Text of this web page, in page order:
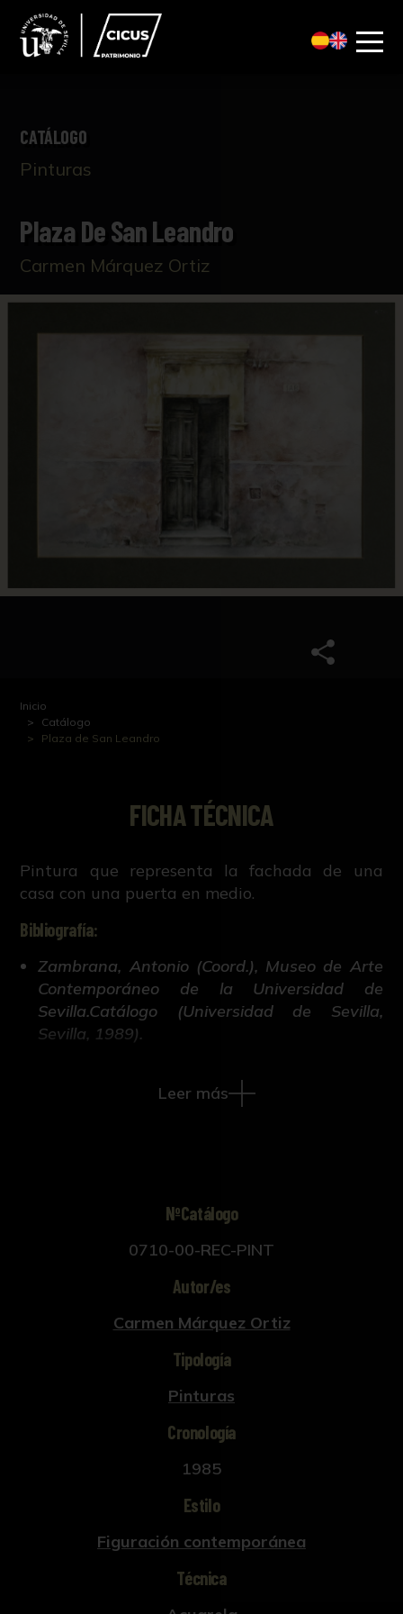
CATÁLOGO
Pinturas
Plaza De San Leandro
Carmen Márquez Ortiz
Inicio
Catálogo
Plaza de San Leandro
FICHA TÉCNICA
Pintura que representa la fachada de una
casa con una puerta en medio.
Bibliografía:
Zambrana, Antonio (Coord.), Museo de Arte
Contemporáneo de la Universidad de
Sevilla.Catálogo (Universidad de Sevilla,
Sevilla, 1989).
Leer más
NºCatálogo
0710-00-REC-PINT
Autor/es
Carmen Márquez Ortiz
Tipología
Pinturas
Cronología
1985
Estilo
Figuración contemporánea
Técnica